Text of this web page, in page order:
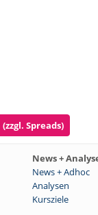
Spreads)
News +
News + Adhoc
Analysen
Kursziele